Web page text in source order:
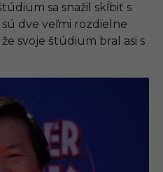
sa snažil skĺbiť s
dve veľmi rozdielne
svoje štúdium bral asi s